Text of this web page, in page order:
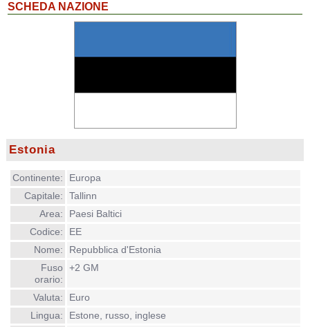
SCHEDA NAZIONE
Estonia
Continente:
Europa
Capitale:
Tallinn
Area:
Paesi Baltici
Codice:
EE
Nome:
Repubblica d'Estonia
Fuso
orario:
+2 GM
Valuta:
Euro
Lingua:
Estone, russo, inglese